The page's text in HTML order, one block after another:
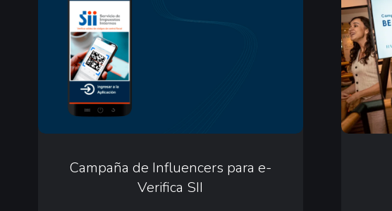
Influencers
Verifica
de
Influencers
Campaña de Influencers para e-
Verifica SII
Merz
Aesthetics